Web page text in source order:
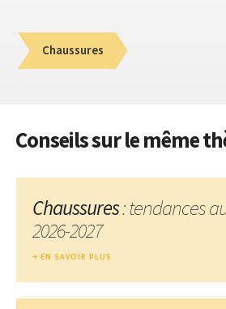
Chaussures
Conseils sur le même
Chaussures: tendances
2026-2027
EN SAVOIR PLUS